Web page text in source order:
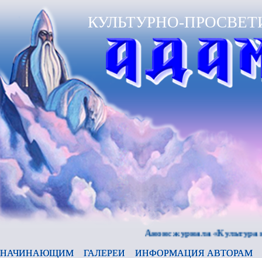
КУЛЬТУРНО-
Анонс журнала «Культура и
НАЧИНАЮЩИМ ГАЛЕРЕИ ИНФОРМАЦИЯ АВТОРАМ